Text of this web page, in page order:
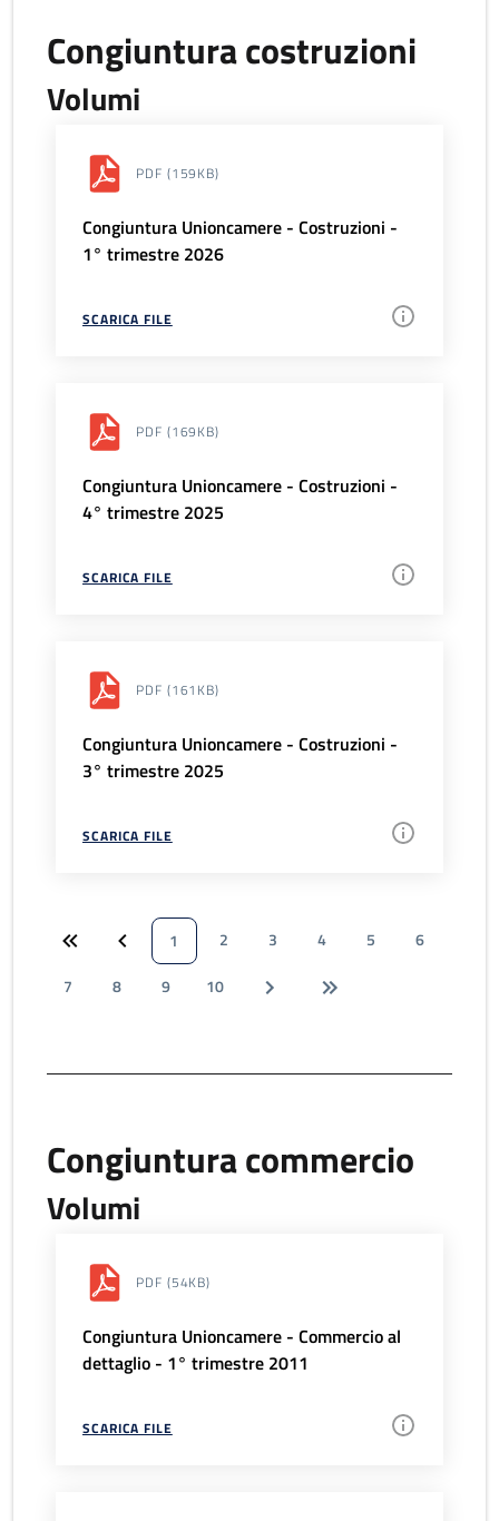
Congiuntura costruzioni
Volumi
PDF (159KB)
Congiuntura Unioncamere - Costruzioni -
1° trimestre 2026
SCARICA FILE
PDF (169KB)
Congiuntura Unioncamere - Costruzioni -
4° trimestre 2025
SCARICA FILE
PDF (161KB)
Congiuntura Unioncamere - Costruzioni -
3° trimestre 2025
SCARICA FILE
1 2 3 4 5
6
7
8 9 10
Congiuntura commercio
Volumi
PDF (54KB)
Congiuntura Unioncamere - Commercio al
dettaglio - 1° trimestre 2011
SCARICA FILE